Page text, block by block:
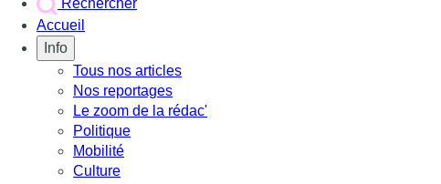
Rechercher
Accueil
Info
Tous nos articles
Nos reportages
Le zoom de la rédac'
Politique
Mobilité
Culture